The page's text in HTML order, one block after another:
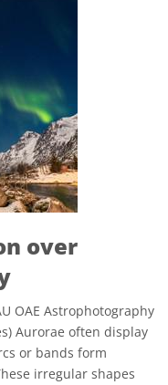
over
OAE Astrophotography
Aurorae often display
or bands form
irregular shapes